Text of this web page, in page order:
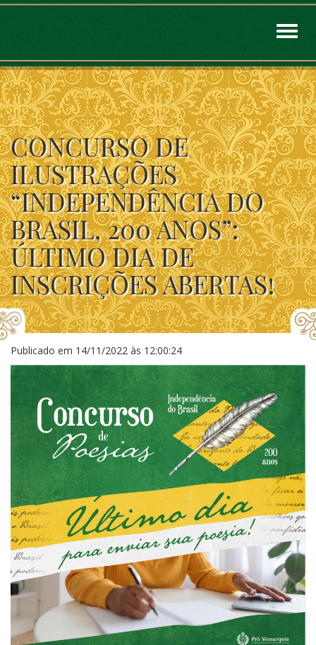
CONCURSO DE
ILUSTRAÇÕES
“INDEPENDÊNCIA DO
BRASIL, 200 ANOS”:
ÚLTIMO DIA DE
INSCRIÇÕES ABERTAS!
Publicado em 14/11/2022 às 12:00:24